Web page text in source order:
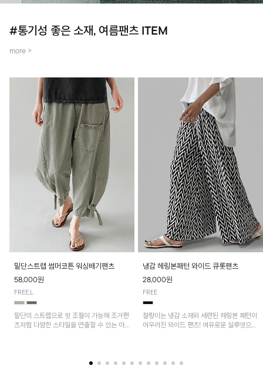
#통기성 좋은 소재, 여름팬츠 ITEM
more >
밑단스트랩 썸머코튼 워싱배기팬츠
58,000원
FREE,L
밑단의 스트랩으로 핏 조절이 가능해 조거팬
츠처럼 다양한 스타일을 연출할 수 있는 아
냉감 헤링본패턴 와이드 큐롯팬츠
28,000원
FREE
찰랑이는 냉감 소재와 세련된 헤링본 패턴이
어우러진 와이드 팬츠! 여유로운 실루엣으로